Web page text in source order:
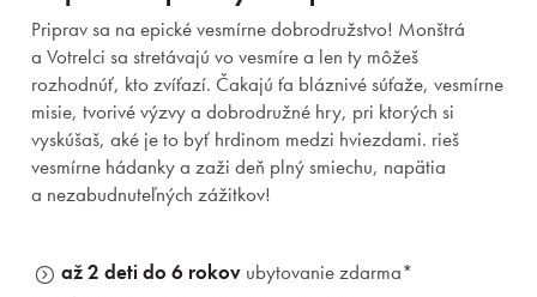
Priprav sa na epické vesmírne dobrodružstvo! Monštrá
a Votrelci sa stretávajú vo vesmíre a len ty môžeš
rozhodnúť, kto zvíťazí. Čakajú ťa bláznivé súťaže, vesmírne
misie, tvorivé výzvy a dobrodružné hry, pri ktorých si
vyskúšaš, aké je to byť hrdinom medzi hviezdami. rieš
vesmírne hádanky a zaži deň plný smiechu, napätia
a nezabudnuteľných zážitkov!
až 2 deti do 6 rokov ubytovanie zdarma*